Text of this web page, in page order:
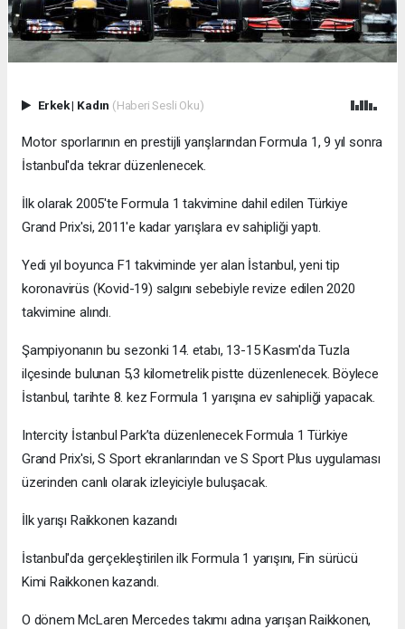
Erkek| Kadın (Haberi Sesli Oku)
Motor sporlarının en prestijli yarışlarından Formula 1, 9 yıl sonra
İstanbul'da tekrar düzenlenecek.
İlk olarak 2005'te Formula 1 takvimine dahil edilen Türkiye
Grand Prix'si, 2011'e kadar yarışlara ev sahipliği yaptı.
Yedi yıl boyunca F1 takviminde yer alan İstanbul, yeni tip
koronavirüs (Kovid-19) salgını sebebiyle revize edilen 2020
takvimine alındı.
Şampiyonanın bu sezonki 14. etabı, 13-15 Kasım'da Tuzla
ilçesinde bulunan 5,3 kilometrelik pistte düzenlenecek. Böylece
İstanbul, tarihte 8. kez Formula 1 yarışına ev sahipliği yapacak.
Intercity İstanbul Park’ta düzenlenecek Formula 1 Türkiye
Grand Prix'si, S Sport ekranlarından ve S Sport Plus uygulaması
üzerinden canlı olarak izleyiciyle buluşacak.
İlk yarışı Raikkonen kazandı
İstanbul'da gerçekleştirilen ilk Formula 1 yarışını, Fin sürücü
Kimi Raikkonen kazandı.
O dönem McLaren Mercedes takımı adına yarışan Raikkonen,